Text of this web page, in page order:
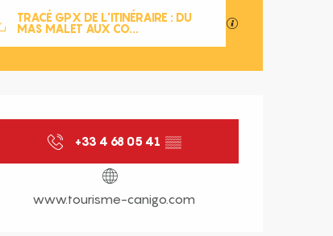
TRACÉ GPX DE L'ITINÉRAIRE : DU
MAS MALET AUX CO...
et coordonnées
+33 4 68 05 41 ▒▒
www.tourisme-canigo.com